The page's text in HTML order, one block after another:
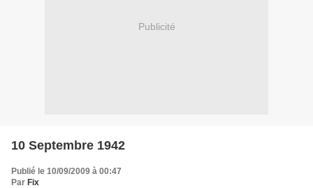
Publicité
10 Septembre 1942
Publié le 10/09/2009 à 00:47
Par Fix